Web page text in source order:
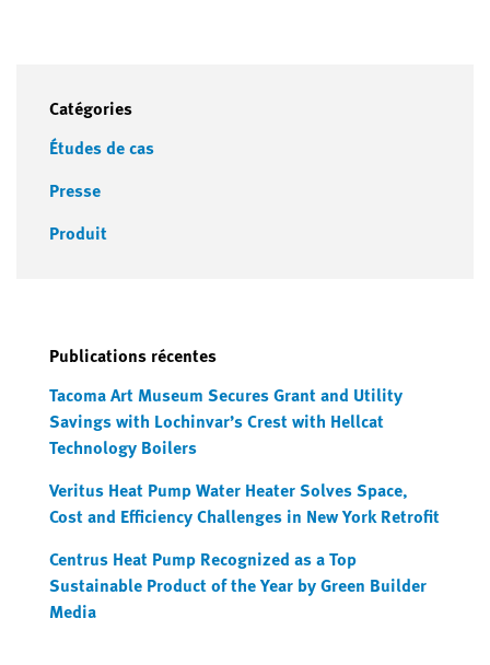
Catégories
Études de cas
Presse
Produit
Publications récentes
Tacoma Art Museum Secures Grant and Utility
Savings with Lochinvar’s Crest with Hellcat
Technology Boilers
Veritus Heat Pump Water Heater Solves Space,
Cost and Efficiency Challenges in New York Retrofit
Centrus Heat Pump Recognized as a Top
Sustainable Product of the Year by Green Builder
Media